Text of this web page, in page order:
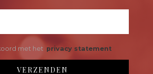
met het privacy statement